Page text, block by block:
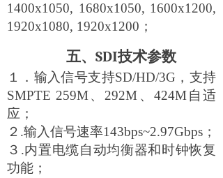
1400x1050, 1680x1050, 1600x1200,
1920x1080, 1920x1200；
五、 SDI技术参数
１．输入信号支持SD/HD/3G，支持
SMPTE 259M、292M、424M自适
应；
２.输入信号速率143bps~2.97Gbps；
３.内置电缆自动均衡器和时钟恢复
功能；